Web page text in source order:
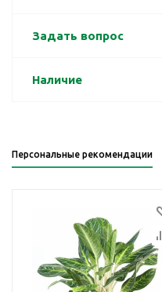
Задать вопрос
Наличие
Персональные рекомендации